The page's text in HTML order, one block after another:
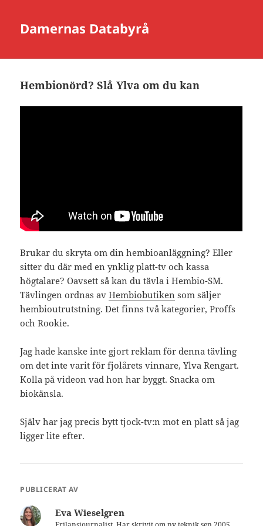
Damernas Databyrå
Hembionörd? Slå Ylva om du kan
Brukar du skryta om din hembioanläggning? Eller
sitter du där med en ynklig platt-tv och kassa
högtalare? Oavsett så kan du tävla i Hembio-SM.
Tävlingen ordnas avHembiobutiken som säljer
hembioutrutstning. Det finns två kategorier, Proffs
och Rookie.
Jag hade kanske inte gjort reklam för denna tävling
om det inte varit för fjolårets vinnare, Ylva Rengart.
Kolla på videon vad hon har byggt. Snacka om
biokänsla.
Själv har jag precis bytt tjock-tv:n mot en platt så jag
ligger lite efter.
PUBLICERAT AV
Eva Wieselgren